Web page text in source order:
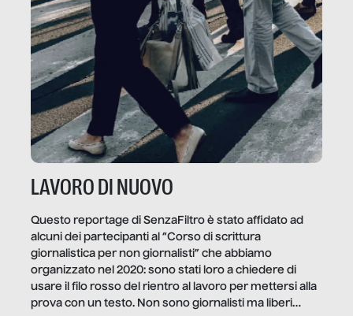
LAVORO DI NUOVO
Questo reportage di SenzaFiltro è stato affidato ad
alcuni dei partecipanti al “Corso di scrittura
giornalistica per non giornalisti” che abbiamo
organizzato nel 2020: sono stati loro a chiedere di
usare il filo rosso del rientro al lavoro per mettersi alla
prova con un testo. Non sono giornalisti ma liberi